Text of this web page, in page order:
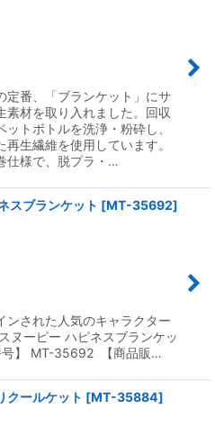
定番、「ブランケット」にサ
素材を取り入れました。回収
ットボトルを洗浄・粉砕し、
再生繊維を使用しています。
仕様で、脱プラ・…
スブランケット [MT-35692]
ンされた人気のキャラクター
ヌーピー ハピネスブランケッ
号】 MT-35692 【商品販…
クールケット [MT-35884]